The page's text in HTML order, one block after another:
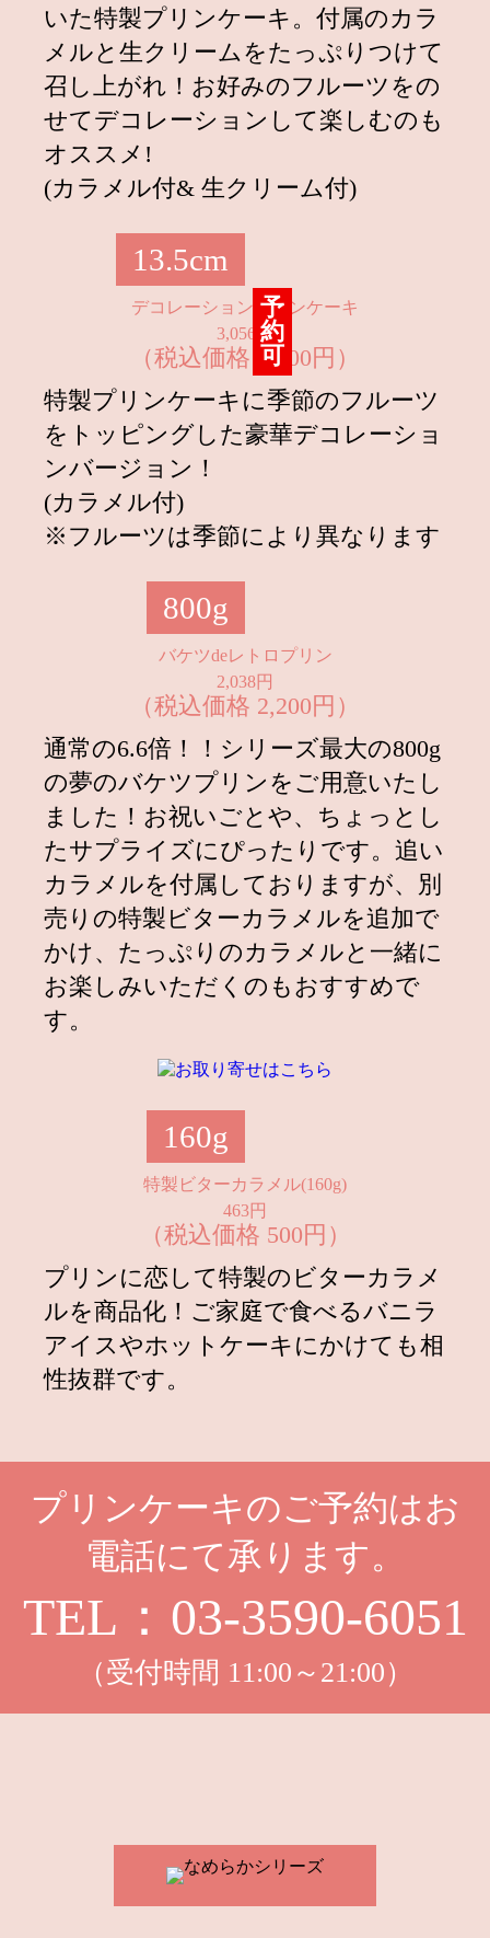
2022.08.31
皮ごとジューシー！シャインマスカ
ットプリン発売！
2022.08.29
【さんちか店】バケツdeレトロプリ
ンの販売を開始！
2022.07.27
ン＆【夏季限定商品】果実ももプリ
ン 8月2日(火)より２種同時発売
て「まるごといちごプリン」再販決
定！
【大好評】お中元セットのご注文は
8月10日(水)まで！
2022.06.29 【夏限定商品】プリン・ア・ラ・モ
ード＆生杏仁プリン7月1日（金）2
種同時発売！
2022.06.29 【初夏限定商品】
リン大好評のため販売期間延長決
定！
【初夏限定商品】
ロプリン大好評のため【さんちか
店】にて販売期間延長決定！
オンラインショップにて『夏の王様
すいかプリン』を詰め合わせたセッ
2022.05.26 【初夏限定商品】
さくらんぼのレト
ロプリン＆夏の王様すいかプリン6
月1日（水）2種同時発売！
2022.04.20
5/7(土)・5/8(日)限定販売 【母の日限
定】レトロプリン特大 ご予約開
始！
2022.04.13
4月14日よりオンラインショップ限
定商品『まるごと苺プリン』発売！
2022.03.23
クレジットカード決済ができない不
具合が発生いたしました。ご不便を
おかけいたしまして誠に申し訳ござ
いませんでした。
2月22日より『プリンに恋して オン
ラインショップ』オープン！
2022.01.26
2月1日より新商品「フォンダンショ
コラプリン」Esola池袋店限定で販
売
2022.01.17
2022年1月17日日本テレビ「ZIP!」
2022.01.15
大人気「いちごプリン」Esola池袋
2021.12.24
クリスマス・プリンケーキは大好評
につき完売しました
2021.12.08
神戸三宮にプリンに恋して2号店が
OPEN！！
2021.11.24
クリスマス限定商品登場！「クリス
マス・プリンケーキ」他2種新発売
レトロシリーズの新作「絞りモンブ
いた特製プリンケーキ。付属のカラ
メルと生クリームをたっぷりつけて
召し上がれ！お好みのフルーツをの
せてデコレーションして楽しむのも
オススメ!
(カラメル付& 生クリーム付)
予
約
可
13.5cm
デコレーションプリンケーキ
3,056円
（税込価格 3,300円）
特製プリンケーキに季節のフルーツ
をトッピングした豪華デコレーショ
ンバージョン！
(カラメル付)
※フルーツは季節により異なります
800g
バケツdeレトロプリン
2,038円
（税込価格 2,200円）
通常の6.6倍！！シリーズ最大の800g
の夢のバケツプリンをご用意いたし
ました！お祝いごとや、ちょっとし
たサプライズにぴったりです。追い
カラメルを付属しておりますが、別
売りの特製ビターカラメルを追加で
かけ、たっぷりのカラメルと一緒に
お楽しみいただくのもおすすめで
す。
160g
特製ビターカラメル(160g)
463円
（税込価格 500円）
プリンに恋して特製のビターカラメ
ルを商品化！ご家庭で食べるバニラ
アイスやホットケーキにかけても相
性抜群です。
プリンケーキのご予約はお
電話にて承ります。
TEL：03-3590-6051
（受付時間 11:00～21:00）